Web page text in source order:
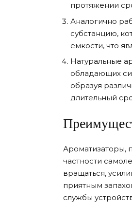
протяжении
Аналогично
субстанцию,
емкости, что
Натуральные
обладающих
образуя
длительный
Ароматизаторы,
частности
вращаться,
приятным
службы